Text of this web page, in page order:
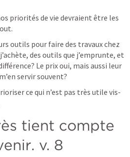
priorités de vie devraient être les
outils pour faire des travaux chez
des outils que j’emprunte, et
Le prix oui, mais aussi leur
servir souvent?
ce qui n’est pas très utile vis-
tient compte
v. 8